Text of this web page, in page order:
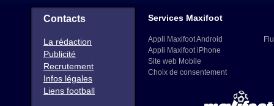
Contacts
La rédaction
Publicité
Recrutement
Infos légales
Liens football
Services Maxifoot
Appli Maxifoot Android
Appli Maxifoot iPhone
Site web Mobile
Choix de consentement